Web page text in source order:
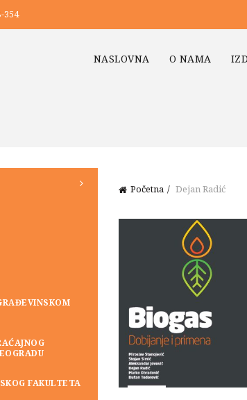
354
NASLOVNA O NAMA
Početna Dejan Radić
FAKULTETA